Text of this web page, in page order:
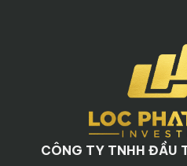
CÔNG TY TNHH ĐẦU